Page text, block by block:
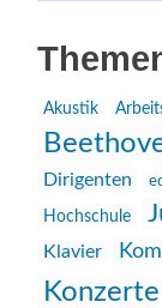
Akustik
Dirigenten
Hochschule
Klavier
Konzerte